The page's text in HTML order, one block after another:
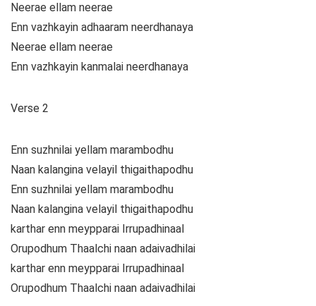
Neerae ellam neerae
Enn vazhkayin adhaaram neerdhanaya
Neerae ellam neerae
Enn vazhkayin kanmalai neerdhanaya
Verse 2
Enn suzhnilai yellam marambodhu
Naan kalangina velayil thigaithapodhu
Enn suzhnilai yellam marambodhu
Naan kalangina velayil thigaithapodhu
karthar enn meypparai Irrupadhinaal
Orupodhum Thaalchi naan adaivadhilai
karthar enn meypparai Irrupadhinaal
Orupodhum Thaalchi naan adaivadhilai